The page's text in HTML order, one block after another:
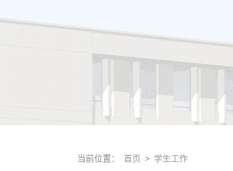
当前位置： 首页 > 学生工作